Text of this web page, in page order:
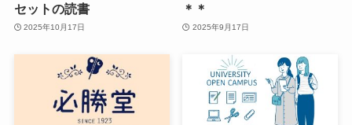
セットの読書
2025年10月17日
＊＊
2025年9月17日